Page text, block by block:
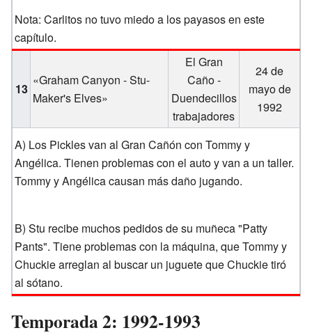
Nota: Carlitos no tuvo miedo a los payasos en este
capítulo.
13
«Graham Canyon - Stu-
Maker's Elves»
El Gran
Caño -
Duendecillos
trabajadores
24 de
mayo de
1992
A) Los Pickles van al Gran Cañón con Tommy y
Angélica. Tienen problemas con el auto y van a un taller.
Tommy y Angélica causan más daño jugando.
B) Stu recibe muchos pedidos de su muñeca "Patty
Pants". Tiene problemas con la máquina, que Tommy y
Chuckie arreglan al buscar un juguete que Chuckie tiró
al sótano.
Temporada 2: 1992-1993